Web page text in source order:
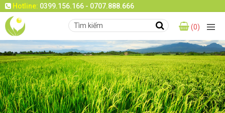
Hotline: 0399.156.166 - 0707.888.666
(0)